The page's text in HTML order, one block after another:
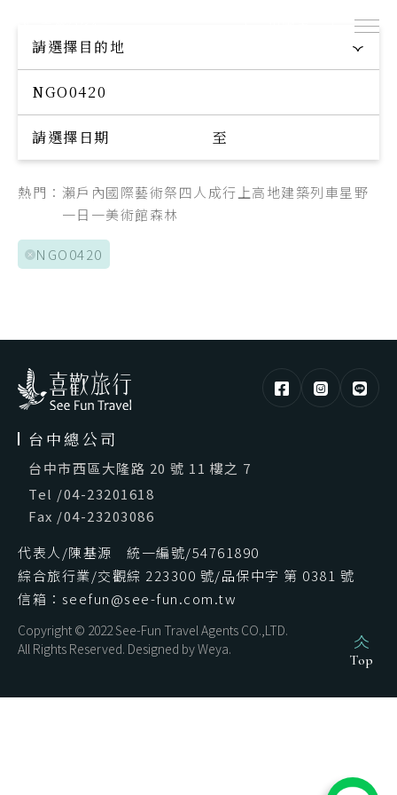
探索專屬您的旅程
Explore your trip
請選擇目的地
請選擇日期 至
熱門： 瀨戶內國際藝術祭四人成行 上高地建築列車星野
一日一美術館森林
NGO0420
台中總公司
台中市西區大隆路 20 號 11 樓之 7
Tel /04-23201618
Fax /04-23203086
代表人/陳基源 統一編號/54761890
綜合旅行業/交觀綜 223300 號/品保中字 第 0381 號
信箱：seefun@see-fun.com.tw
Copyright © 2022 See-Fun Travel Agents CO.,LTD.
All Rights Reserved. Designed byWeya.
Top